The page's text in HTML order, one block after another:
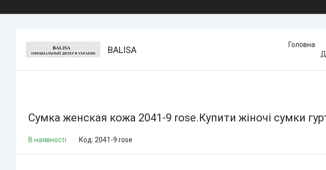
BALISA Головна
Сумка женская кожа 2041-9 rose.Купити жіночі сумки
В наявності Код: 2041-9 rose